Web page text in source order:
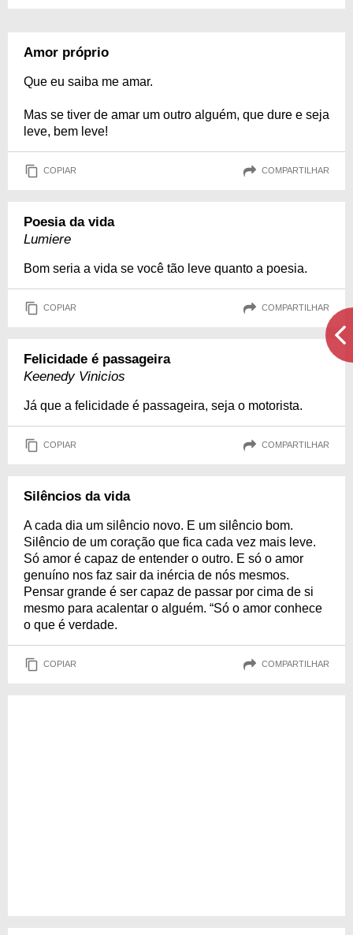
Amor próprio
Que eu saiba me amar.
Mas se tiver de amar um outro alguém, que dure e seja
leve, bem leve!
COPIAR COMPARTILHAR
Poesia da vida
Lumiere
Bom seria a vida se você tão leve quanto a poesia.
COPIAR COMPARTILHAR
Felicidade é passageira
Keenedy Vinicios
Já que a felicidade é passageira, seja o motorista.
COPIAR COMPARTILHAR
Silêncios da vida
A cada dia um silêncio novo. E um silêncio bom.
Silêncio de um coração que fica cada vez mais leve.
Só amor é capaz de entender o outro. E só o amor
genuíno nos faz sair da inércia de nós mesmos.
Pensar grande é ser capaz de passar por cima de si
mesmo para acalentar o alguém. “Só o amor conhece
o que é verdade.
COPIAR COMPARTILHAR